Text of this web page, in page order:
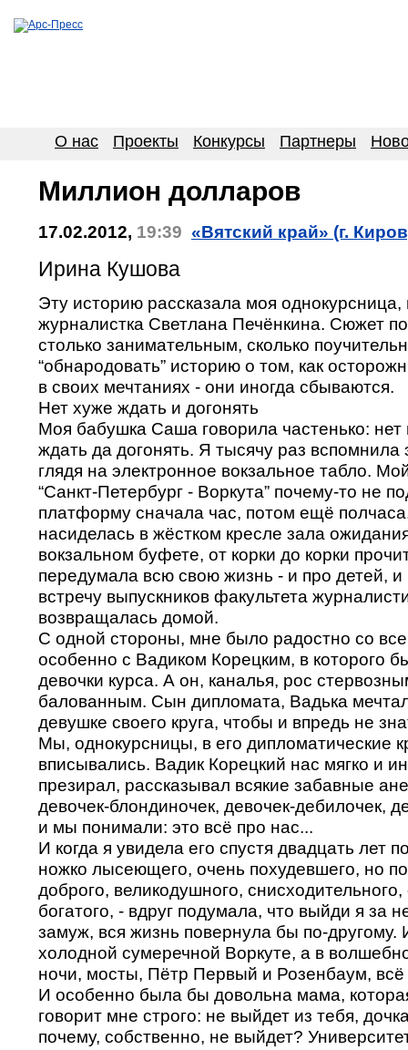
О нас Проекты Конкурсы Партнеры
Миллион долларов
17.02.2012, 19:39 «Вятский край» (г.
Ирина Кушова
Эту историю рассказала моя однокурсница,
журналистка Светлана Печёнкина. Сюжет
столько занимательным, сколько
“обнародовать” историю о том, как
в своих мечтаниях - они иногда сбываются.
Нет хуже ждать и догонять
Моя бабушка Саша говорила частенько: нет
ждать да догонять. Я тысячу раз вспомнила
глядя на электронное вокзальное табло.
“Санкт-Петербург - Воркута” почему-то не
платформу сначала час, потом ещё
насиделась в жёстком кресле зала
вокзальном буфете, от корки до корки
передумала всю свою жизнь - и про детей, и
встречу выпускников факультета
возвращалась домой.
С одной стороны, мне было радостно со
особенно с Вадиком Корецким, в которого
девочки курса. А он, каналья, рос
балованным. Сын дипломата, Вадька
девушке своего круга, чтобы и впредь не
Мы, однокурсницы, в его дипломатические
вписывались. Вадик Корецкий нас мягко и
презирал, рассказывал всякие забавные
девочек-блондиночек, девочек-дебилочек,
и мы понимали: это всё про нас...
И когда я увидела его спустя двадцать лет
ножко лысеющего, очень похудевшего, но
доброго, великодушного,
богатого, - вдруг подумала, что выйди я за
замуж, вся жизнь повернула бы по-
холодной сумеречной Воркуте, а в
ночи, мосты, Пётр Первый и Розенбаум,
И особенно была бы довольна мама,
говорит мне строго: не выйдет из тебя,
почему, собственно, не выйдет?